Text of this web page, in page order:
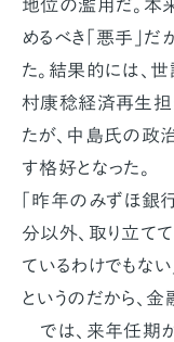
地位の濫用だ。本
めるべき「悪手」
た。結果的には、
村康稔経済再生担
たが、中島氏の政
す格好となった。
「昨年のみずほ銀
分以外、取り立て
ているわけでもな
というのだから、
では、来年任期